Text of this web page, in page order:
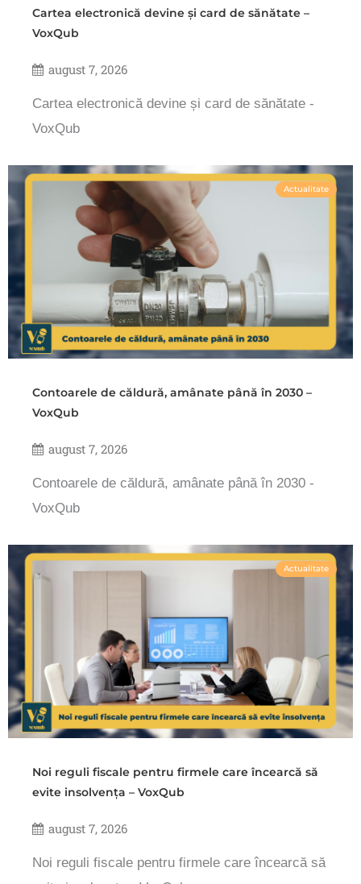
Cartea electronică devine și card de sănătate –
VoxQub
august 7, 2026
Cartea electronică devine și card de sănătate -
VoxQub
Actualitate
Contoarele de căldură, amânate până în 2030 –
VoxQub
august 7, 2026
Contoarele de căldură, amânate până în 2030 -
VoxQub
Actualitate
Noi reguli fiscale pentru firmele care încearcă să
evite insolvența – VoxQub
august 7, 2026
Noi reguli fiscale pentru firmele care încearcă să